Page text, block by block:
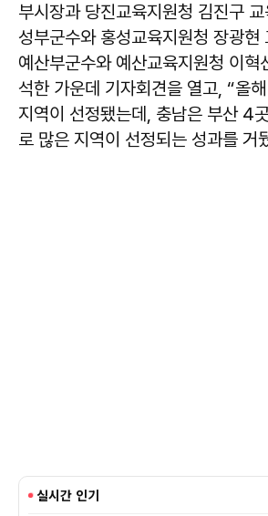
부시장과 당진교육지원청 김진구
성부군수와 홍성교육지원청 장광현
예산부군수와 예산교육지원청 이혁
석한 가운데 기자회견을 열고, “올
지역이 선정됐는데, 충남은 부산 4
로 많은 지역이 선정되는 성과를 거